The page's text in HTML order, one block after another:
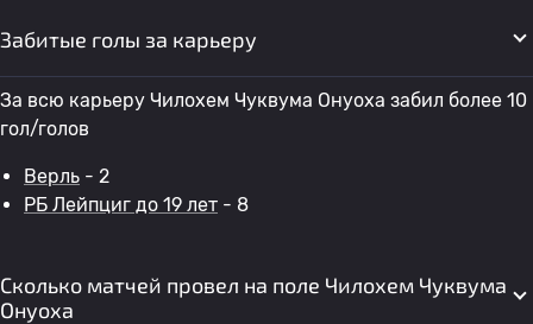
Забитые голы за карьеру
За всю карьеру Чилохем Чуквума Онуоха забил более 10
гол/голов
Верль - 2
РБ Лейпциг до 19 лет - 8
Сколько матчей провел на поле Чилохем Чуквума
Онуоха